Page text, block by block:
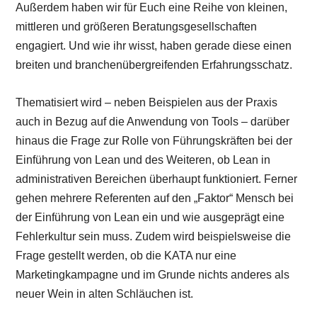
Außerdem haben wir für Euch eine Reihe von kleinen,
mittleren und größeren Beratungsgesellschaften
engagiert. Und wie ihr wisst, haben gerade diese einen
breiten und branchenübergreifenden Erfahrungsschatz.
Thematisiert wird – neben Beispielen aus der Praxis
auch in Bezug auf die Anwendung von Tools – darüber
hinaus die Frage zur Rolle von Führungskräften bei der
Einführung von Lean und des Weiteren, ob Lean in
administrativen Bereichen überhaupt funktioniert. Ferner
gehen mehrere Referenten auf den „Faktor“ Mensch bei
der Einführung von Lean ein und wie ausgeprägt eine
Fehlerkultur sein muss. Zudem wird beispielsweise die
Frage gestellt werden, ob die KATA nur eine
Marketingkampagne und im Grunde nichts anderes als
neuer Wein in alten Schläuchen ist.